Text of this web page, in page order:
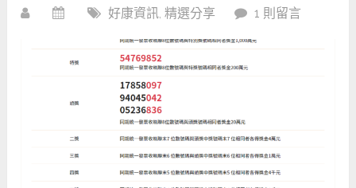
好康資訊 ,精選分享 1 則留言